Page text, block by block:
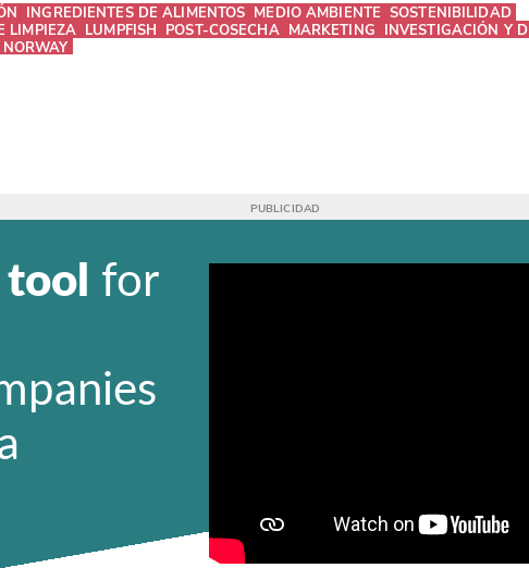
INGREDIENTES DE ALIMENTOS MEDIO AMBIENTE SOSTENIBILIDAD
LIMPIEZA LUMPFISH POST-COSECHA MARKETING INVESTIGACIÓN Y
NORWAY
for